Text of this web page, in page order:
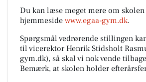
Du kan læse meget mere om skolen
hjemmeside www.egaa-gym.dk.
Spørgsmål vedrørende stillingen
til vicerektor Henrik Stidsholt
gym.dk), så skal vi nok vende
Bemærk, at skolen holder